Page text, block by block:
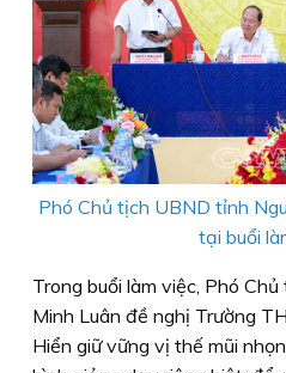
Phó Chủ tịch UBND tỉnh
tại buổi
Trong buổi làm việc, Phó
Minh Luân đề nghị Trường
Hiển giữ vững vị thế mũi